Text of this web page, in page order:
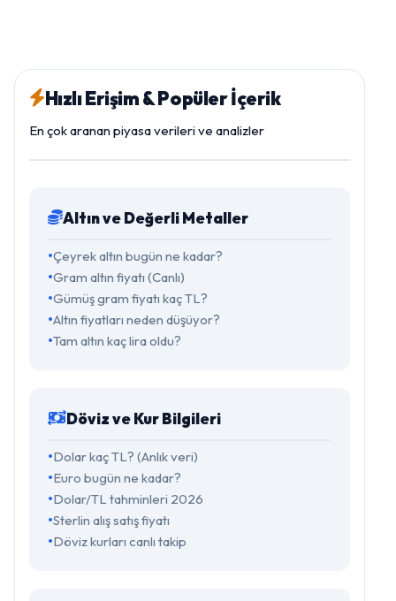
Hızlı Erişim & Popüler İçerik
En çok aranan piyasa verileri ve analizler
Altın ve Değerli Metaller
Çeyrek altın bugün ne kadar?
Gram altın fiyatı (Canlı)
Gümüş gram fiyatı kaç TL?
Altın fiyatları neden düşüyor?
Tam altın kaç lira oldu?
Döviz ve Kur Bilgileri
Dolar kaç TL? (Anlık veri)
Euro bugün ne kadar?
Dolar/TL tahminleri 2026
Sterlin alış satış fiyatı
Döviz kurları canlı takip